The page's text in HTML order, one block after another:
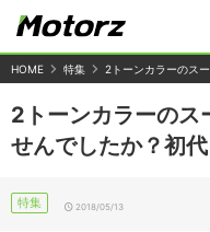
HOME 特集 2トーンカラーのス
2トーンカラーのス
せんでしたか？初
特集 2018/05/13